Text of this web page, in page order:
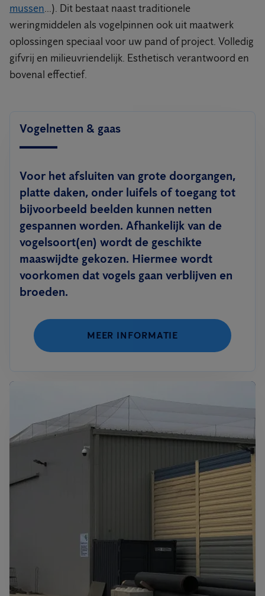
mussen...). Dit bestaat naast traditionele
weringmiddelen als vogelpinnen ook uit maatwerk
oplossingen speciaal voor uw pand of project. Volledig
gifvrij en milieuvriendelijk. Esthetisch verantwoord en
bovenal effectief.
Vogelnetten & gaas
Voor het afsluiten van grote doorgangen,
platte daken, onder luifels of toegang tot
bijvoorbeeld beelden kunnen netten
gespannen worden. Afhankelijk van de
vogelsoort(en) wordt de geschikte
maaswijdte gekozen. Hiermee wordt
voorkomen dat vogels gaan verblijven en
broeden.
MEER INFORMATIE